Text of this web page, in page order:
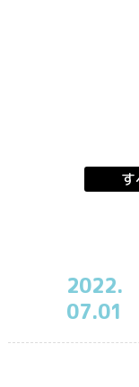
2022.
07.01